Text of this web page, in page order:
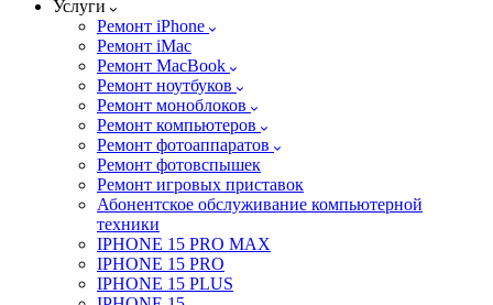
Услуги
Ремонт iPhone
Ремонт iMac
Ремонт MacBook
Ремонт ноутбуков
Ремонт моноблоков
Ремонт компьютеров
Ремонт фотоаппаратов
Ремонт фотовспышек
Ремонт игровых приставок
Абонентское обслуживание компьютерной
техники
IPHONE 15 PRO MAX
IPHONE 15 PRO
IPHONE 15 PLUS